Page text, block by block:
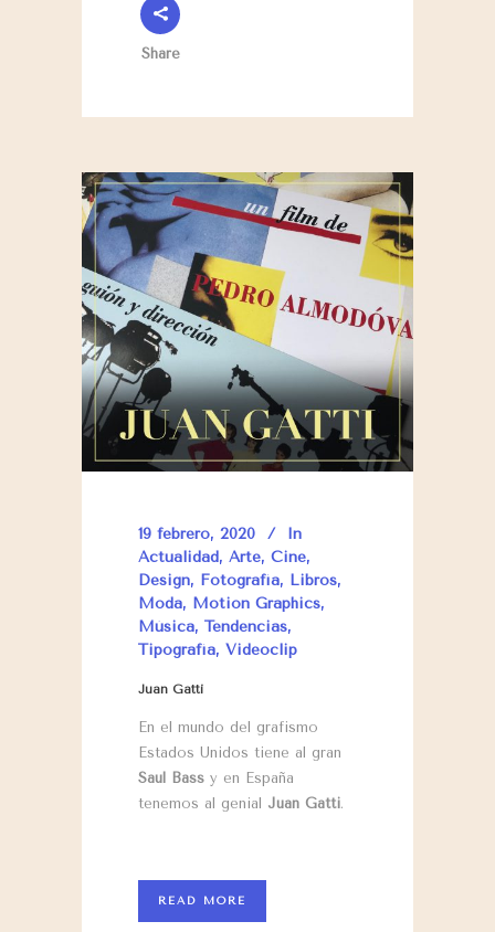
Share
19 febrero, 2020
In
Actualidad, Arte, Cine,
Design, Fotografía, Libros,
Moda, Motion Graphics,
Música, Tendencias,
Tipografía, Videoclip
Juan Gatti
En el mundo del grafismo
Estados Unidos tiene al gran
Saul Bass y en España
tenemos al genial Juan Gatti.
READ MORE